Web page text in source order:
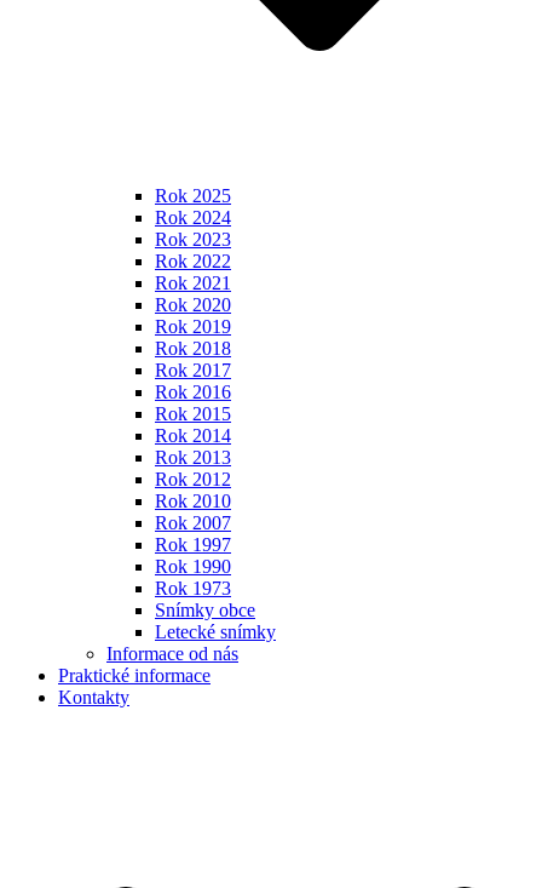
Rok 2025
Rok 2024
Rok 2023
Rok 2022
Rok 2021
Rok 2020
Rok 2019
Rok 2018
Rok 2017
Rok 2016
Rok 2015
Rok 2014
Rok 2013
Rok 2012
Rok 2010
Rok 2007
Rok 1997
Rok 1990
Rok 1973
Snímky obce
Letecké snímky
Informace od nás
Praktické informace
Kontakty